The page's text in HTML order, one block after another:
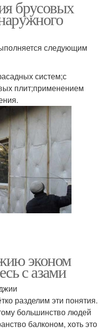
брусовых
следующим
систем;с
плит;применением
эконом
с азами
разделим эти понятия.
большинство людей
балконом, хоть это